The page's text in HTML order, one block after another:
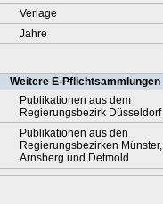
Verlage
Jahre
Weitere E-Pflichtsammlungen
Publikationen aus dem
Regierungsbezirk Düsseldorf
Publikationen aus den
Regierungsbezirken Münster,
Arnsberg und Detmold